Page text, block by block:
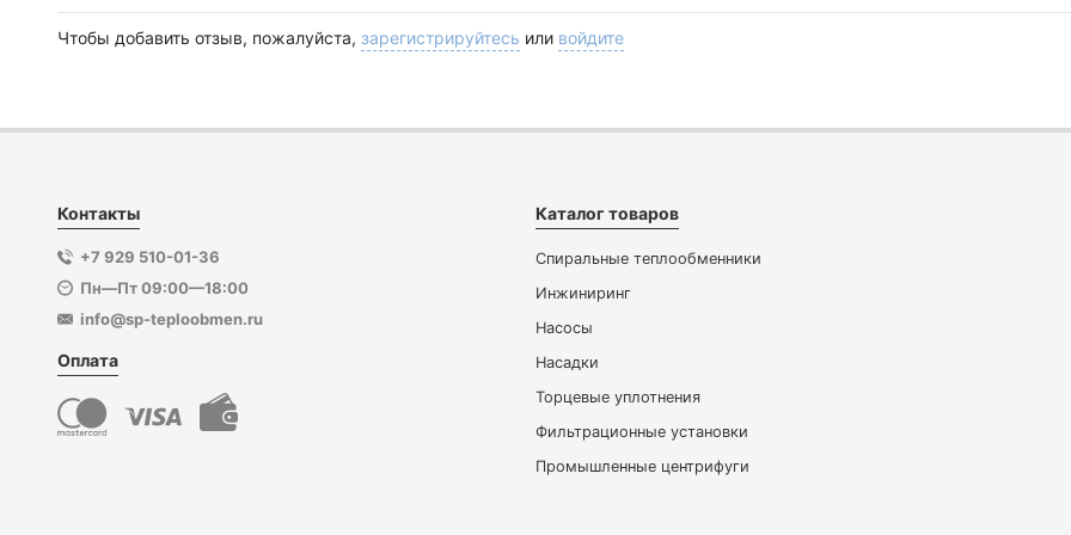
Чтобы добавить отзыв, пожалуйста, зарегистрируйтесь или войдите
Контакты
+7 929 510-01-36
Пн—Пт 09:00—18:00
info@sp-teploobmen.ru
Оплата
Каталог товаров
Спиральные теплообменники
Инжиниринг
Насосы
Насадки
Торцевые уплотнения
Фильтрационные установки
Промышленные центрифуги